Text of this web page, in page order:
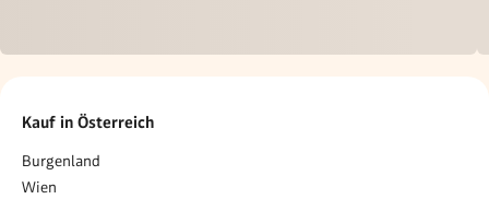
Kauf in Österreich
Burgenland
Wien